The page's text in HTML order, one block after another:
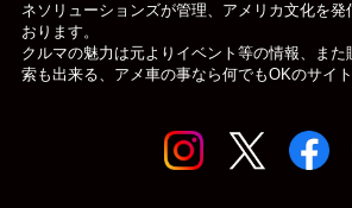
ネソリューションズが管理、アメリカ文化を発
おります。
クルマの魅力は元よりイベント等の情報、また
索も出来る、アメ車の事なら何でもOKのサイト